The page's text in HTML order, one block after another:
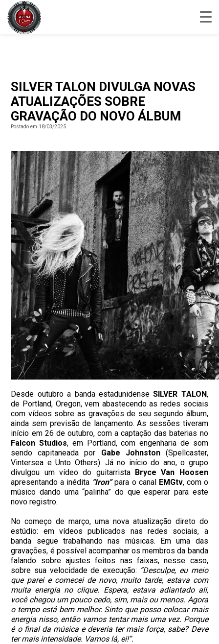
SILVER TALON DIVULGA NOVAS
ATUALIZAÇÕES SOBRE
GRAVAÇÃO DO NOVO ÁLBUM
Postado em 18/03/2025
Desde outubro a banda estadunidenseSILVER TALON,
de Portland, Oregon, vem abastecendo as redes sociais
com vídeos sobre as gravações de seu segundo álbum,
ainda sem previsão de lançamento. As sessões tiveram
início em 26 de outubro, com a captação das baterias no
Falcon Studios, em Portland, com engenharia de som
sendo capitaneada por Gabe Johnston(Spellcaster,
Vintersea e Unto Others). Já no início do ano, o grupo
divulgou um vídeo do guitarrista Bryce Van Hoosen
apresentando a inédita “Iron”para o canal EMGtv, com o
músico dando uma “palinha” do que esperar para este
novo registro.
No começo de março, uma nova atualização direto do
estúdio: em vídeos publicados nas redes sociais, a
banda segue trabalhando nas músicas. Em uma das
gravações, é possível acompanhar os membros da banda
falando sobre ajustes feitos nas faixas, nesse caso,
sobre sua velocidade de execução: “Desculpe, eu meio
que parei e comecei de novo, muito tarde, estava com
muita energia no clique. Espera, estava adiantado ali,
você chegou um pouco cedo, sim, mais ou menos. Agora
o tempo está bem melhor. Sinto que posso colocar mais
energia nisso, então vamos tentar mais uma vez. Porque
é o final da música e deveria ter mais força, sabe? Deve
ter mais intensidade. Vamos lá, ei!”.